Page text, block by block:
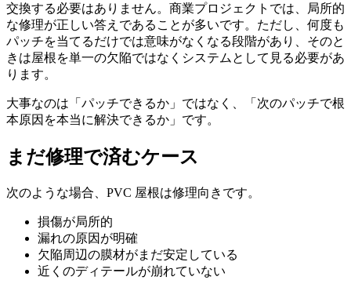
交換する必要はありません。商業プロジェクトでは、局所的
な修理が正しい答えであることが多いです。ただし、何度も
パッチを当てるだけでは意味がなくなる段階があり、そのと
きは屋根を単一の欠陥ではなくシステムとして見る必要があ
ります。
大事なのは「パッチできるか」ではなく、「次のパッチで根
本原因を本当に解決できるか」です。
まだ修理で済むケース
次のような場合、PVC 屋根は修理向きです。
損傷が局所的
漏れの原因が明確
欠陥周辺の膜材がまだ安定している
近くのディテールが崩れていない